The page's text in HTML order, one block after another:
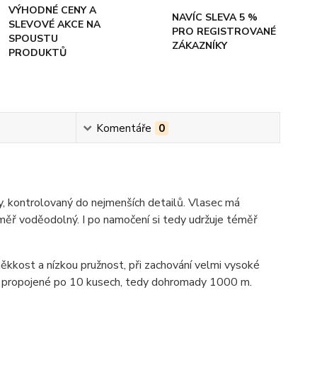
VÝHODNÉ CENY A
SLEVOVÉ AKCE NA
SPOUSTU
PRODUKTŮ
NAVÍC SLEVA 5 %
PRO REGISTROVANÉ
ZÁKAZNÍKY
Komentáře 0
kontrolovaný do nejmenších detailů. Vlasec má
voděodolný. I po namočení si tedy udržuje téměř
a nízkou pružnost, při zachování velmi vysoké
po 10 kusech, tedy dohromady 1000 m.